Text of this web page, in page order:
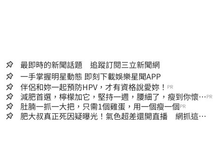
最即時的新聞話題 追蹤訂閱三立新聞網
一手掌握明星動態 即刻下載娛樂星聞APP
伴侶和妳一起預防HPV，才有資格說愛妳！ PR
減肥首選，檸檬加它，堅持一週，腰細了，瘦到你懷疑
人生
PR
肚腩一抓一大把，只需1個雞蛋，用一個瘦一個PR
肥大叔真正死因疑曝光！氣色超差還開直播 網抓這一